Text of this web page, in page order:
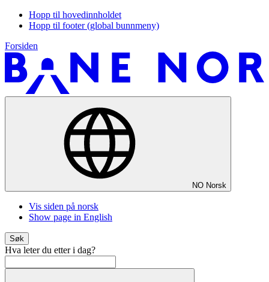
Hopp til hovedinnholdet
Hopp til footer (global bunnmeny)
Forsiden
NO Norsk
Vis siden på norsk
Show page in English
Søk
Hva leter du etter i dag?